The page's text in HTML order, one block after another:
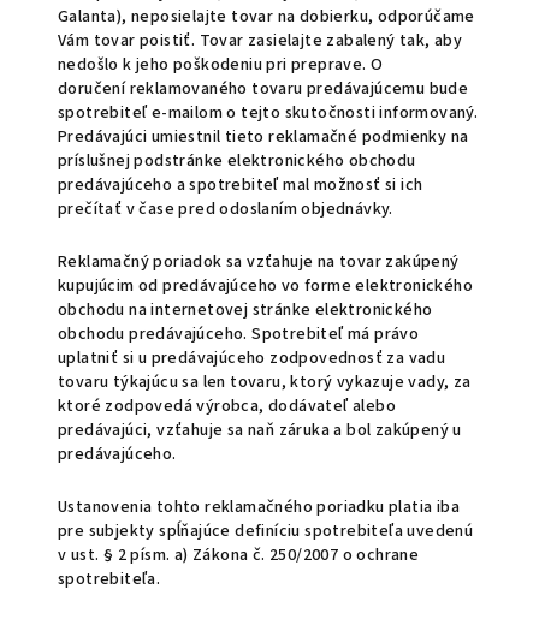
Galanta), neposielajte tovar na dobierku, odporúčame
Vám tovar poistiť. Tovar zasielajte zabalený tak, aby
nedošlo k jeho poškodeniu pri preprave. O
doručení reklamovaného tovaru predávajúcemu bude
spotrebiteľ e-mailom o tejto skutočnosti informovaný.
Predávajúci umiestnil tieto reklamačné podmienky na
príslušnej podstránke elektronického obchodu
predávajúceho a spotrebiteľ mal možnosť si ich
prečítať v čase pred odoslaním objednávky.
Reklamačný poriadok sa vzťahuje na tovar zakúpený
kupujúcim od predávajúceho vo forme elektronického
obchodu na internetovej stránke elektronického
obchodu predávajúceho. Spotrebiteľ má právo
uplatniť si u predávajúceho zodpovednosť za vadu
tovaru týkajúcu sa len tovaru, ktorý vykazuje vady, za
ktoré zodpovedá výrobca, dodávateľ alebo
predávajúci, vzťahuje sa naň záruka a bol zakúpený u
predávajúceho.
Ustanovenia tohto reklamačného poriadku platia iba
pre subjekty spĺňajúce definíciu spotrebiteľa uvedenú
v ust. § 2 písm. a) Zákona č. 250/2007 o ochrane
spotrebiteľa.